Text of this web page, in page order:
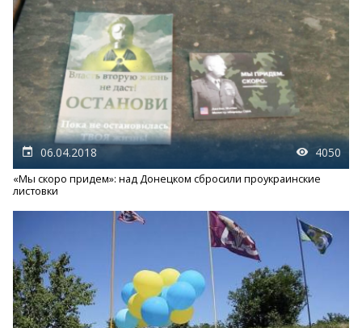
06.04.2018 4050
«Мы скоро придем»: над Донецком сбросили проукраинские
листовки